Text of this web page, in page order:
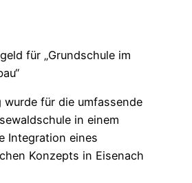
für „Grundschule im
wurde für die umfassende
in einem
Integration eines
Konzepts in Eisenach